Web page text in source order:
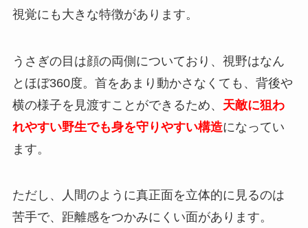
視覚にも大きな特徴があります。
うさぎの目は顔の両側についており、視野はなん
とほぼ360度。首をあまり動かさなくても、背後や
横の様子を見渡すことができるため、 天敵に狙わ
れやすい野生でも身を守りやすい構造になってい
ます。
ただし、人間のように真正面を立体的に見るのは
苦手で、距離感をつかみにくい面があります。